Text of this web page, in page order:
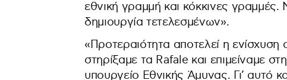
εθνική γραμμή και κόκκινες
δημιουργία τετελεσμένων».
«Προτεραιότητα αποτελεί η ενίσχυση
στηρίξαμε τα Rafale και επιμείναμε
υπουργείο Εθνικής Άμυνας. Γι’ αυτό